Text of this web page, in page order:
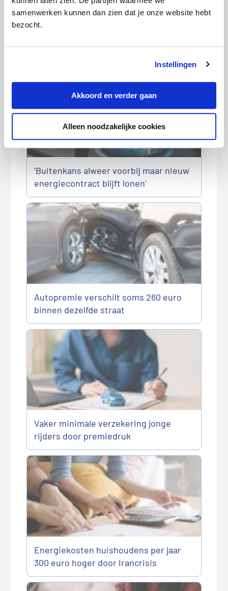
samenwerken kunnen dan zien dat je onze website hebt
bezocht.
Instellingen
Akkoord en verder gaan
Alleen noodzakelijke cookies
Categorie:Persberichten ,Verzekeringen
Deze artikelen kunnen we je
‘Buitenkans alweer voorbij maar nieuw
energiecontract blijft lonen’
Autopremie verschilt soms 260 euro
binnen dezelfde straat
Vaker minimale verzekering jonge
rijders door premiedruk
Energiekosten huishoudens per jaar
300 euro hoger door Irancrisis